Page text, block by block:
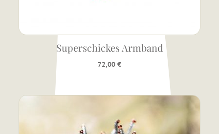
Superschickes Armband
72,00 €